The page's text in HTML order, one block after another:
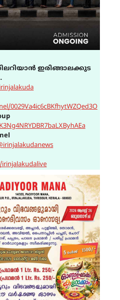
ഇരിങ്ങാലക്കുട
0029Va4ic6cBKfhytWZQed3O